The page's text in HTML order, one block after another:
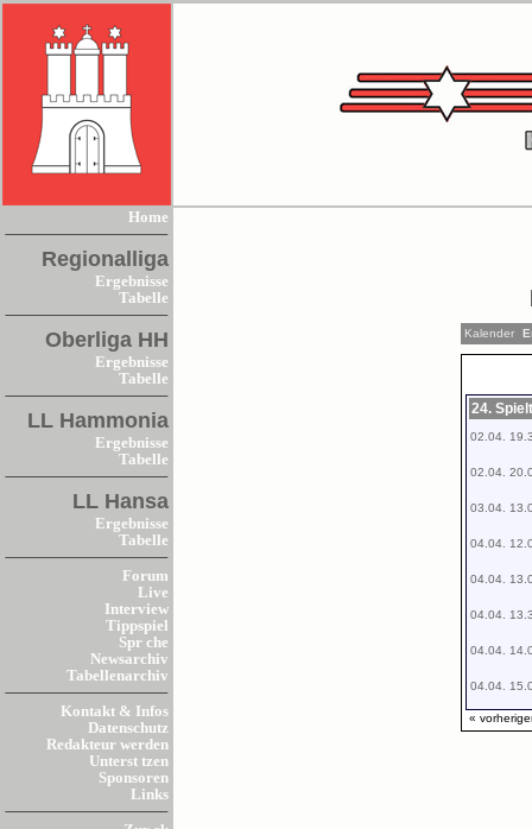
Home
Regionalliga
Ergebnisse
Tabelle
Oberliga HH
Ergebnisse
Tabelle
LL Hammonia
Ergebnisse
Tabelle
LL Hansa
Ergebnisse
Tabelle
Forum
Live
Interview
Tippspiel
Spr che
Newsarchiv
Tabellenarchiv
Kontakt & Infos
Datenschutz
Redakteur werden
Unterst tzen
Sponsoren
Links
Kalender
24.
02.04.
02.04.
03.04.
04.04.
04.04.
04.04.
04.04.
04.04.
«